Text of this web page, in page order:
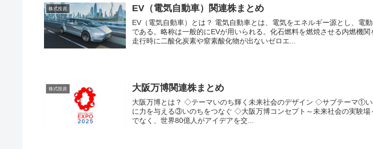
株式投資 EV（電気自動車）関連株まとめ
EV（電気自動車）とは？ 電気自動車とは、電気をエネルギー源とし、電動機で走行する自動車
である。略称は一般的にEVが用いられる。化石燃料を燃焼させる内燃機関
走行時に二酸化炭素や窒素酸化物が出ないゼロエ...
株式投資 大阪万博関連株まとめ
大阪万博とは？ ◇テーマいのち輝く未来社会のデザイン ◇サブテーマ①いのちを救う②いのち
に力を与える③いのちをつなぐ ◇大阪万博コンセプト～未来社会の実験場～①展示をみるだけ
でなく、世界80億人がアイデアを交...